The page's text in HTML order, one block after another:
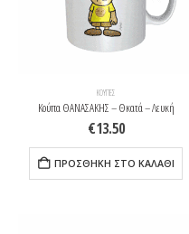
ΚΟΎΠΕΣ
Κούπα ΘΑΝΑΣΑΚΗΣ – Θκατά – Λευκή
€13.50
ΠΡΟΣΘΉΚΗ ΣΤΟ ΚΑΛΆΘΙ